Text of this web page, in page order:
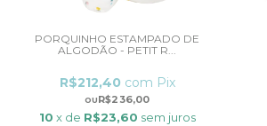
PORQUINHO ESTAMPADO DE
ALGODÃO - PETIT R...
R$236,00
R$212,40 com Pix
10 x de R$23,60 sem juros